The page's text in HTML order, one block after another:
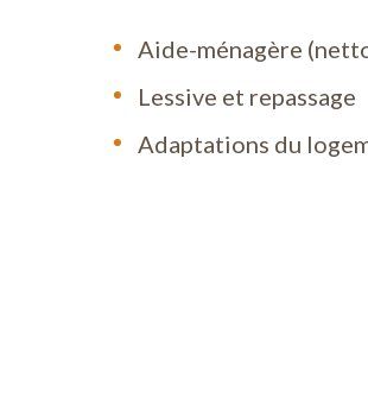
aux personnes âgées,
à domicile et centre de soins à
Aide-ménagère
Lessive et repassage
Adaptations du